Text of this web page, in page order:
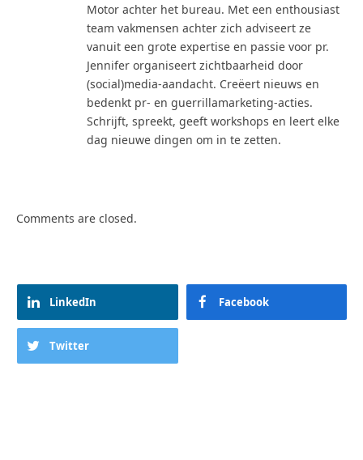
Motor achter het bureau. Met een enthousiast
team vakmensen achter zich adviseert ze
vanuit een grote expertise en passie voor pr.
Jennifer organiseert zichtbaarheid door
(social)media-aandacht. Creëert nieuws en
bedenkt pr- en guerrillamarketing-acties.
Schrijft, spreekt, geeft workshops en leert elke
dag nieuwe dingen om in te zetten.
Comments are closed.
LinkedIn Facebook
Twitter